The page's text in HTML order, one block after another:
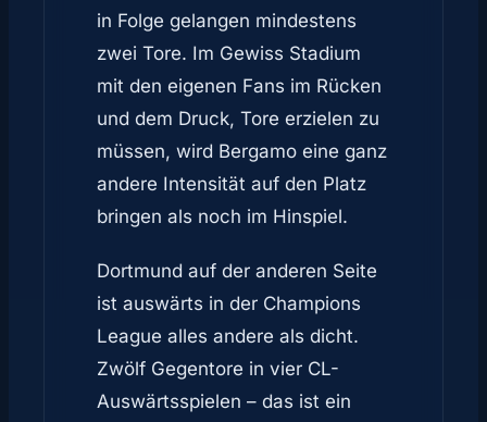
in Folge gelangen mindestens
zwei Tore. Im Gewiss Stadium
mit den eigenen Fans im Rücken
und dem Druck, Tore erzielen zu
müssen, wird Bergamo eine ganz
andere Intensität auf den Platz
bringen als noch im Hinspiel.
Dortmund auf der anderen Seite
ist auswärts in der Champions
League alles andere als dicht.
Zwölf Gegentore in vier CL-
Auswärtsspielen – das ist ein